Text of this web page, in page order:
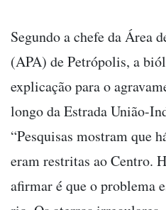
Segundo a chefe da Área
(APA) de Petrópolis, a
explicação para o
longo da Estrada União-
“Pesquisas mostram que
eram restritas ao Centro.
afirmar é que o problema